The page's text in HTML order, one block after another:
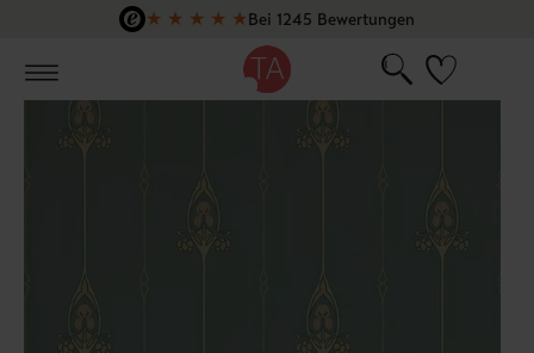
Zum Hauptinhalt springen
★ ★ ★ ★ ★Bei 1245 Bewertungen